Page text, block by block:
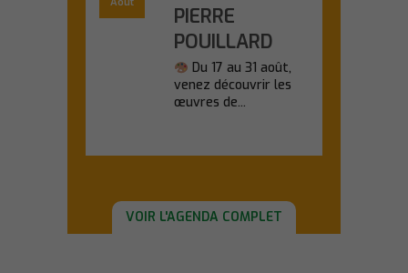
PIERRE
POUILLARD
Du 17 au 31 août,
venez découvrir les
œuvres de...
VOIR L'AGENDA COMPLET